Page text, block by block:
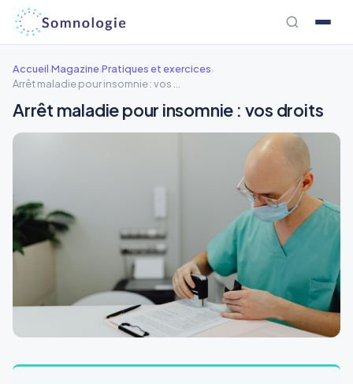
Aller
contenu
Accueil›Magazine›Pratiques et exercices›
Arrêt maladie pour insomnie : vos droits